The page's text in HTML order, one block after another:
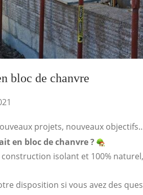
bloc de chanvre
projets, nouveaux
en bloc de chanvre ?
isolant et 100%
disposition si vous avez des